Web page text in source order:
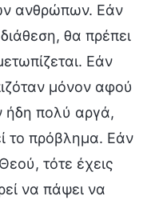
ανθρώπων. Εάν
θα πρέπει
Εάν
μόνον αφού
ήδη πολύ αργά,
το πρόβλημα. Εάν
τότε έχεις
να πάψει να